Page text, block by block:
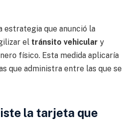
estrategia que anunció la
el tránsito vehicular y
físico. Esta medida aplicaría
que administra entre las que se
la tarjeta que